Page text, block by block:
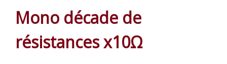
Mono décade de
résistances x10Ω